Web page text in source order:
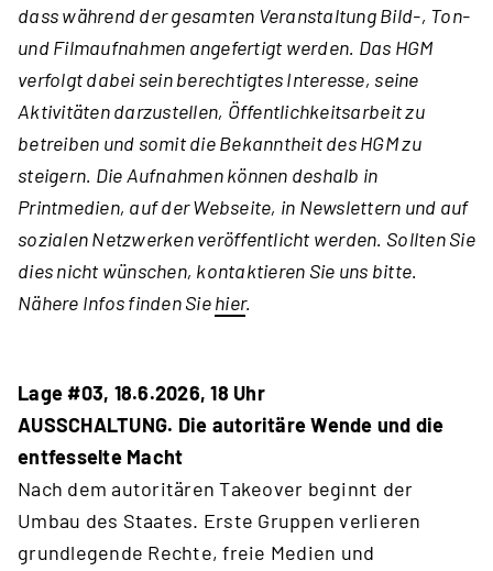
dass während der gesamten Veranstaltung Bild-, Ton-
und Filmaufnahmen angefertigt werden. Das HGM
verfolgt dabei sein berechtigtes Interesse, seine
Aktivitäten darzustellen, Öffentlichkeitsarbeit zu
betreiben und somit die Bekanntheit des HGM zu
steigern. Die Aufnahmen können deshalb in
Printmedien, auf der Webseite, in Newslettern und auf
sozialen Netzwerken veröffentlicht werden. Sollten Sie
dies nicht wünschen, kontaktieren Sie uns bitte.
Nähere Infos finden Siehier.
Lage #03, 18.6.2026, 18 Uhr
AUSSCHALTUNG. Die autoritäre Wende und die
entfesselte Macht
Nach dem autoritären Takeover beginnt der
Umbau des Staates. Erste Gruppen verlieren
grundlegende Rechte, freie Medien und